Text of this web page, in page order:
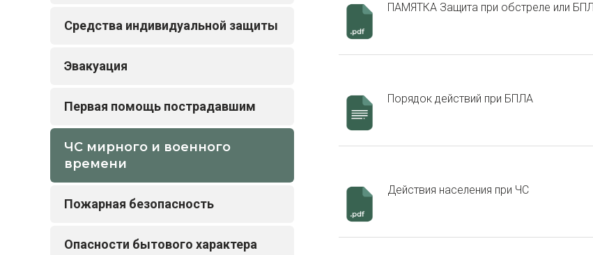
Средства индивидуальной защиты
Эвакуация
Первая помощь пострадавшим
ЧС мирного и военного
времени
Пожарная безопасность
Опасности бытового характера
ПАМЯТКА Защита при обстреле или
Порядок действий при БПЛА
Действия населения при ЧС